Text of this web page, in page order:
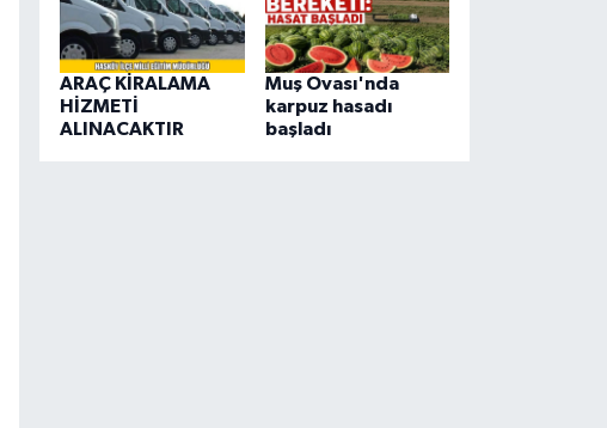
ARAÇ KİRALAMA
HİZMETİ
ALINACAKTIR
Muş Ovası'nda
karpuz hasadı
başladı